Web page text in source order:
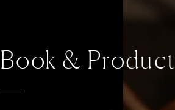
Book & Product